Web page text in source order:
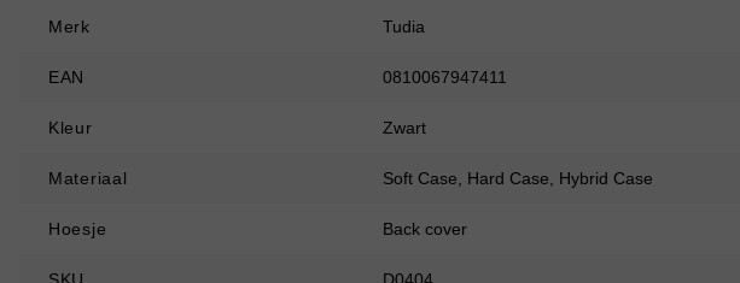
Merk Tudia
EAN 0810067947411
Kleur Zwart
Materiaal Soft Case, Hard Case, Hybrid Case
Hoesje Back cover